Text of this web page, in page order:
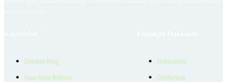
Emlakjet Blog
Satın Alma Rehberi
Hakkımızda
Ödüllerimiz